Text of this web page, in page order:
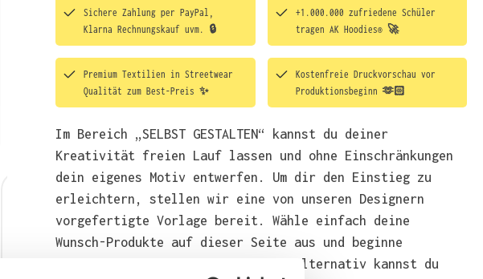
Sichere Zahlung per PayPal,
Klarna Rechnungskauf uvm. 🔒
+1.000.000 zufriedene Schüler
tragen AK Hoodies® 🚀
Premium Textilien in Streetwear
Qualität zum Best-Preis ✨
Kostenfreie Druckvorschau vor
Produktionsbeginn 🫶🏻
Im Bereich „SELBST GESTALTEN“ kannst du deiner
Kreativität freien Lauf lassen und ohne Einschränkungen
dein eigenes Motiv entwerfen. Um dir den Einstieg zu
erleichtern, stellen wir eine von unseren Designern
vorgefertigte Vorlage bereit. Wähle einfach deine
Wunsch-Produkte auf dieser Seite aus und beginne
anschließend mit der Gestaltung. Alternativ kannst du